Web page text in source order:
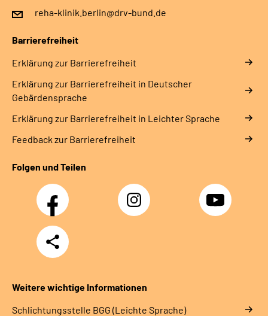
reha-klinik.berlin@drv-bund.de
Barrierefreiheit
Erklärung zur Barrierefreiheit
Erklärung zur Barrierefreiheit in Deutscher
Gebärdensprache
Erklärung zur Barrierefreiheit in Leichter Sprache
Feedback zur Barrierefreiheit
Folgen und Teilen
Facebook Instagram YouTube
Teilen
Weitere wichtige Informationen
Schlich­tungs­stel­le BGG (Leichte Sprache)